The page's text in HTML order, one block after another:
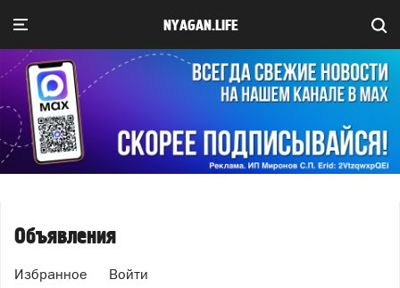
NYAGAN.LIFE
Объявления
Избранное Войти